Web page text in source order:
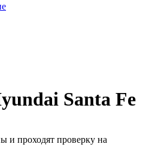
Santa Fe
и проходят проверку на